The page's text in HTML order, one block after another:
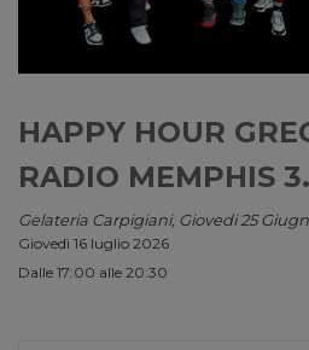
HAPPY HOUR
RADIO MEMPHIS
Gelateria Carpigiani, Giovedi 25
Giovedì 16 luglio 2026
Dalle 17:00 alle 20:30